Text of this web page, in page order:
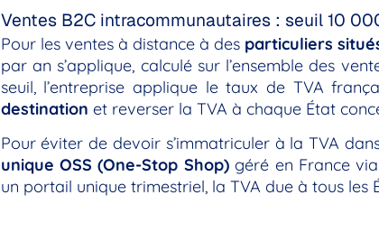
Ventes B2C intracommunautaires : seuil 10
Pour les ventes à distance à des particuliers
par an s’applique, calculé sur l’ensemble des
seuil, l’entreprise applique le taux de TVA
destination et reverser la TVA à chaque État
Pour éviter de devoir s’immatriculer à la TVA
unique OSS (One-Stop Shop)géré en France
un portail unique trimestriel, la TVA due à tous les